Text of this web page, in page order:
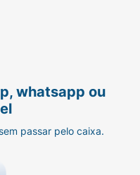
whatsapp ou
passar pelo caixa.